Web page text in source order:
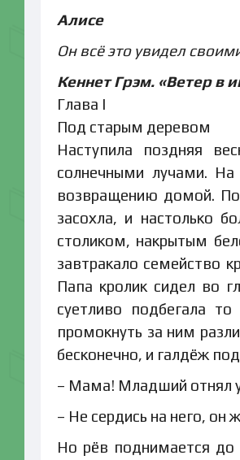
Алисе
Он всё это увидел
Кеннет Грэм. «Ветер в
Глава I
Под старым деревом
Наступила поздняя
солнечными лучами. На
возвращению домой.
засохла, и настолько
столиком, накрытым
завтракало семейство
Папа кролик сидел во
суетливо подбегала
промокнуть за ним
бесконечно, и галдёж
– Мама! Младший отнял у
– Не сердись на него, он
Но рёв поднимается до